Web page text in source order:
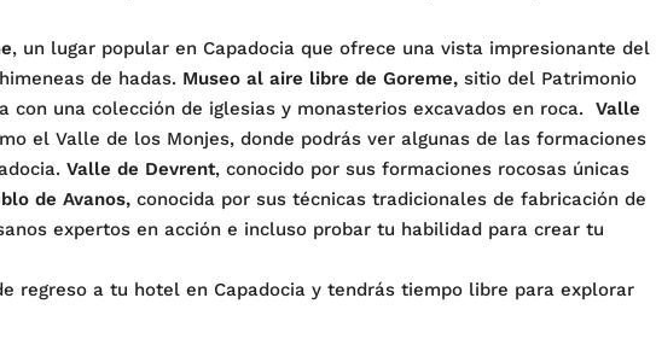
, un lugar popular en Capadocia que ofrece una vista impresionante del
de hadas. Museo al aire libre de Goreme, sitio del Patrimonio
con una colección de iglesias y monasterios excavados en roca. Valle
el Valle de los Monjes, donde podrás ver algunas de las formaciones
Valle de Devrent, conocido por sus formaciones rocosas únicas
de Avanos, conocida por sus técnicas tradicionales de fabricación de
expertos en acción e incluso probar tu habilidad para crear tu
regreso a tu hotel en Capadocia y tendrás tiempo libre para explorar